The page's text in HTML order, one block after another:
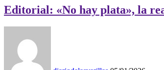
Editorial: «No hay plata», la